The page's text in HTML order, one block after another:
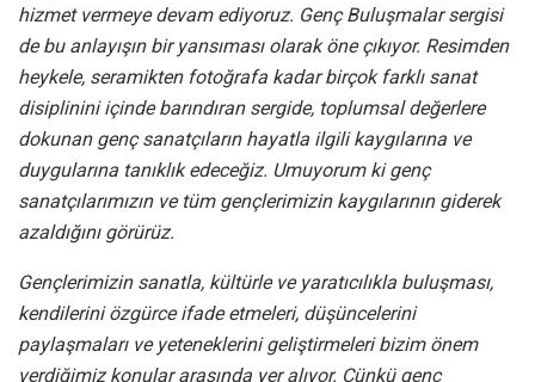
hizmet vermeye devam ediyoruz. Genç Buluşmalar sergisi
de bu anlayışın bir yansıması olarak öne çıkıyor. Resimden
heykele, seramikten fotoğrafa kadar birçok farklı sanat
disiplinini içinde barındıran sergide, toplumsal değerlere
dokunan genç sanatçıların hayatla ilgili kaygılarına ve
duygularına tanıklık edeceğiz. Umuyorum ki genç
sanatçılarımızın ve tüm gençlerimizin kaygılarının giderek
azaldığını görürüz.
Gençlerimizin sanatla, kültürle ve yaratıcılıkla buluşması,
kendilerini özgürce ifade etmeleri, düşüncelerini
paylaşmaları ve yeteneklerini geliştirmeleri bizim önem
verdiğimiz konular arasında yer alıyor. Çünkü genç